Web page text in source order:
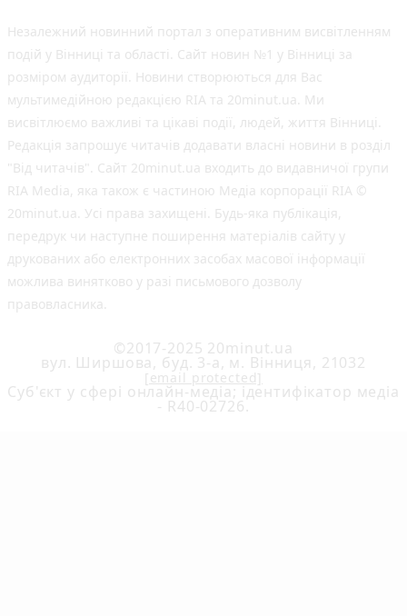
Незалежний новинний портал з оперативним висвітленням
подій у Вінниці та області. Сайт новин №1 у Вінниці за
розміром аудиторії. Новини створюються для Вас
мультимедійною редакцією RIA та 20minut.ua. Ми
висвітлюємо важливі та цікаві події, людей, життя Вінниці.
Редакція запрошує читачів додавати власні новини в розділ
"Від читачів". Сайт 20minut.ua входить до видавничої групи
RIA Media, яка також є частиною Медіа корпорації RIA ©
20minut.ua. Усі права захищені. Будь-яка публiкацiя,
передрук чи наступне поширення матеріалів сайту у
друкованих або електронних засобах масової інформації
можлива винятково у разі письмового дозволу
правовласника.
©2017-2025 20minut.ua
вул. Ширшова, буд. 3-а, м. Вінниця, 21032
[email protected]
Cуб'єкт у сфері онлайн-медіа; ідентифікатор медіа
- R40-02726.